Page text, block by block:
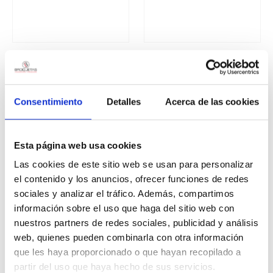
Consentimiento Detalles Acerca de las cookies
Esta página web usa cookies
Las cookies de este sitio web se usan para personalizar
el contenido y los anuncios, ofrecer funciones de redes
sociales y analizar el tráfico. Además, compartimos
información sobre el uso que haga del sitio web con
nuestros partners de redes sociales, publicidad y análisis
web, quienes pueden combinarla con otra información
que les haya proporcionado o que hayan recopilado a
partir del uso que haya hecho de sus servicios.
ECO1 Sn/Cu 0,7 PELLETS ECO2 Sn97/Ag3 BARRA
ECO3 Sn97/Cu3 BARRA ECO4 Sn96.5/Cu0.5/Ag3 BARRA
BRASAGE À LA VAGUE,REFLOW
ECO4 Sn96.5/Cu0.5/Ag3 PELLETS
BRASAGE À LA VAGUE, REFLOW